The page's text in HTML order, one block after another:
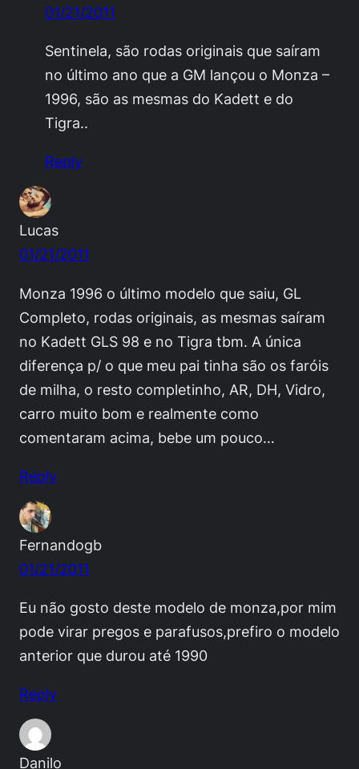
01/21/2011
Sentinela, são rodas originais que saíram
no último ano que a GM lançou o Monza –
1996, são as mesmas do Kadett e do
Tigra..
Reply
Lucas
01/21/2011
Monza 1996 o último modelo que saiu, GL
Completo, rodas originais, as mesmas saíram
no Kadett GLS 98 e no Tigra tbm. A única
diferença p/ o que meu pai tinha são os faróis
de milha, o resto completinho, AR, DH, Vidro,
carro muito bom e realmente como
comentaram acima, bebe um pouco…
Reply
Fernandogb
01/21/2011
Eu não gosto deste modelo de monza,por mim
pode virar pregos e parafusos,prefiro o modelo
anterior que durou até 1990
Reply
Danilo